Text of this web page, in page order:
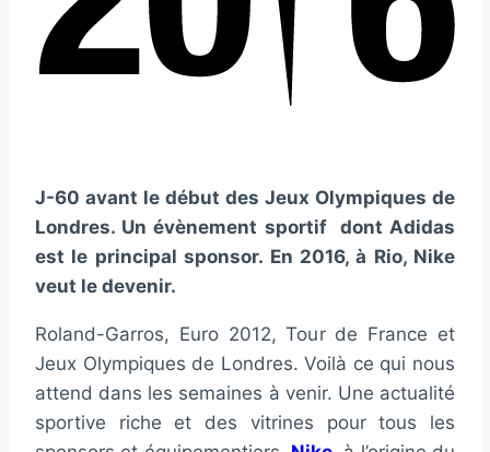
J-60 avant le début des Jeux Olympiques de
Londres. Un évènement sportif dont Adidas
est le principal sponsor. En 2016, à Rio, Nike
veut le devenir.
Roland-Garros, Euro 2012, Tour de France et
Jeux Olympiques de Londres. Voilà ce qui nous
attend dans les semaines à venir. Une actualité
sportive riche et des vitrines pour tous les